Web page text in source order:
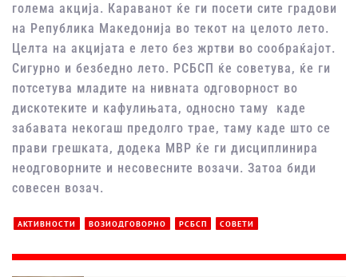
голема акција. Караванот ќе ги посети сите градови
на Република Македонија во текот на целото лето.
Целта на акцијата е лето без жртви во сообраќајот.
Сигурно и безбедно лето. РСБСП ќе советува, ќе ги
потсетува младите на нивната одговорност во
дискотеките и кафулињата, односно таму каде
забавата некогаш предолго трае, таму каде што се
прави грешката, додека МВР ќе ги дисциплинира
неодговорните и несовесните возачи. Затоа биди
совесен возач.
АКТИВНОСТИ ВОЗИОДГОВОРНО РСБСП СОВЕТИ